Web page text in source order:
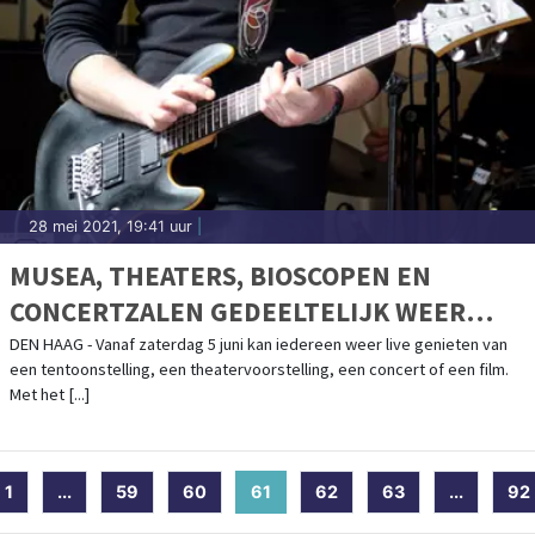
28 mei 2021, 19:41 uur
MUSEA, THEATERS, BIOSCOPEN EN
CONCERTZALEN GEDEELTELIJK WEER
OPEN VOOR PUBLIEK
DEN HAAG - Vanaf zaterdag 5 juni kan iedereen weer live genieten van
een tentoonstelling, een theatervoorstelling, een concert of een film.
Met het [...]
1 ... 59 60 61 (current)
62 63 ... 92